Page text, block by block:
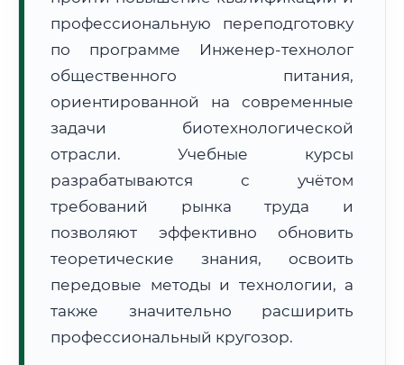
Расчет логистики оригиналов:
• Экспресс-доставка СДЭК / Почтой:6–8 рабочих дней
📜 Документы и аккредитация
🔍Нажмите на документ для увеличения и просмотра
профессиональную переподготовку
по программе Инженер-технолог
общественного питания,
ориентированной на современные
задачи биотехнологической
отрасли. Учебные курсы
разрабатываются с учётом
требований рынка труда и
позволяют эффективно обновить
теоретические знания, освоить
передовые методы и технологии, а
также значительно расширить
профессиональный кругозор.